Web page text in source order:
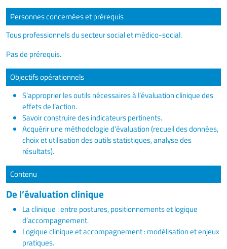
Personnes concernées et prérequis
Tous professionnels du secteur social et médico-social.
Pas de prérequis.
Objectifs opérationnels
S’approprier les outils nécessaires à l’évaluation clinique des
effets de l’action.
Savoir construire des indicateurs pertinents.
Acquérir une méthodologie d’évaluation (recueil des données,
choix et utilisation des outils statistiques, analyse des
résultats).
Contenu
De l’évaluation clinique
La clinique : entre postures, positionnements et logique
d’accompagnement.
Logique clinique et accompagnement : modélisation et enjeux
pratiques.